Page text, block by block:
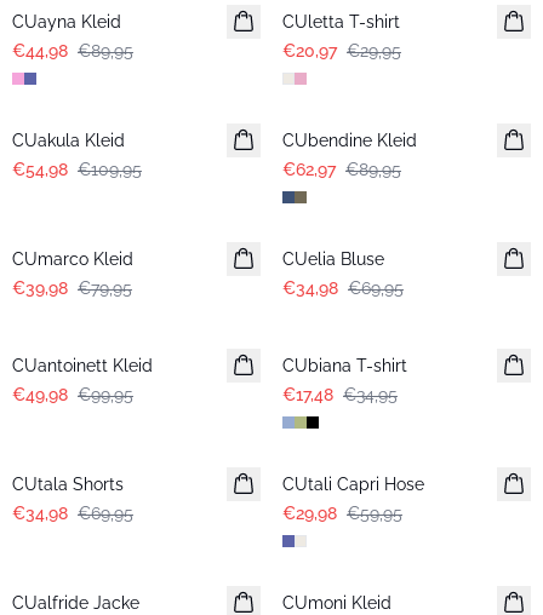
CUayna Kleid
€44,98 €89,95
CUletta T-shirt
€20,97 €29,95
-50%
CUakula Kleid
€54,98 €109,95
-30%
CUbendine Kleid
€62,97 €89,95
CUmarco Kleid
€39,98 €79,95
-50%
CUelia Bluse
€34,98 €69,95
CUantoinett Kleid
€49,98 €99,95
CUbiana T-shirt
€17,48 €34,95
CUtala Shorts
€34,98 €69,95
-50%
CUtali Capri Hose
€29,98 €59,95
CUalfride Jacke
-50%
CUmoni Kleid